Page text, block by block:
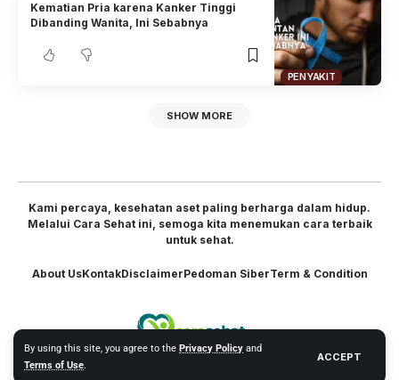
By using this site, you agree to the Privacy Policy and
Terms of Use.
ACCEPT
PENYAKIT
Kematian Pria karena Kanker Tinggi
Dibanding Wanita, Ini Sebabnya
SHOW MORE
Kami percaya, kesehatan aset paling berharga dalam hidup.
Melalui Cara Sehat ini, semoga kita menemukan cara terbaik
untuk sehat.
About UsKontakDisclaimerPedoman SiberTerm & Condition